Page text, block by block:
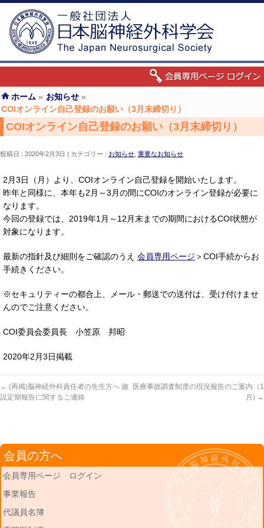
ホーム » お知らせ »
COIオンライン自己登録のお願い（3月末締切り）
COIオンライン自己登録のお願い（3月末締切り）
投稿日 : 2020年2月3日 カテゴリー : お知らせ 重要なお知らせ
2月3日（月）より、COIオンライン自己登録を開始いたします。
昨年と同様に、本年も2月～3月の間にCOIのオンライン登録が必要に
なります。
今回の登録では、2019年1月～12月末までの期間におけるCOI状態が
対象になります。
最新の指針及び細則をご確認のうえ 会員専用ページ ＞COI手続からお
手続きください。
※セキュリティーの都合上、メール・郵送での送付は、受け付けませ
んのでご注意ください。
COI委員会委員長 小笠原 邦昭
2020年2月3日掲載
← (再掲)脳神経外科責任者の先生方へ 施
設定期報告に関するご連絡
医療事故調査制度の現況報告のご案内（1
月) →
会員の方へ
会員専用ページ ログイン
事業報告
代議員名簿